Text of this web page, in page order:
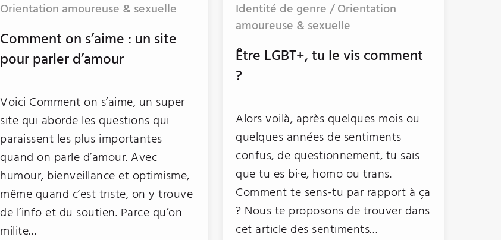
Orientation amoureuse & sexuelle
Comment on s’aime : un site
pour parler d’amour
Voici Comment on s’aime, un super
site qui aborde les questions qui
paraissent les plus importantes
quand on parle d’amour. Avec
humour, bienveillance et optimisme,
même quand c’est triste, on y trouve
de l’info et du soutien. Parce qu’on
milite…
Identité de genre / Orientation
amoureuse & sexuelle
Être LGBT+, tu le vis comment
?
Alors voilà, après quelques mois ou
quelques années de sentiments
confus, de questionnement, tu sais
que tu es bi·e, homo ou trans.
Comment te sens-tu par rapport à ça
? Nous te proposons de trouver dans
cet article des sentiments…